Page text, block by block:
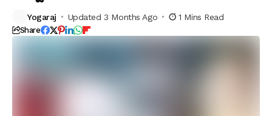
Yogaraj Updated 3 Months Ago 1 Mins Read
Share